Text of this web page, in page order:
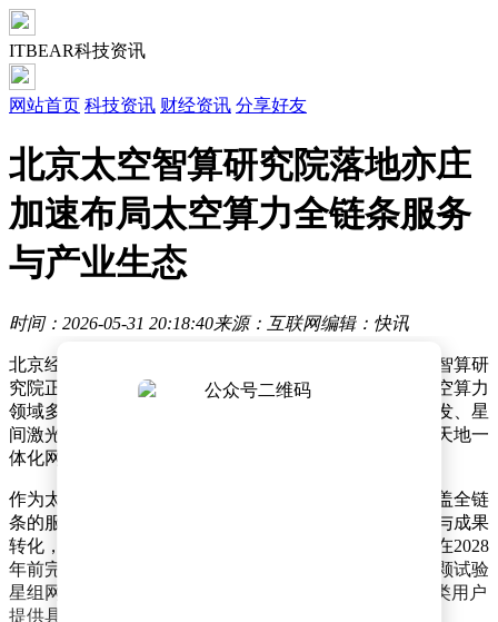
ITBEAR科技资讯
网站首页 科技资讯 财经资讯 分享好友
北京太空智算研究院落地亦庄
加速布局太空算力全链条服务
与产业生态
时间：2026-05-31 20:18:40来源：互联网编辑：快讯
北京经济技术开发区迎来重要科技新力量——北京太空智算研
究院正式注册成立。该研究院选址北京亦庄，将聚焦太空算力
领域多个关键方向展开科研攻关，包括星载算力芯片研发、星
间激光通信技术突破、太空能源与散热系统优化，以及天地一
体化网络构建和空间安全标准制定等。
作为太空算力创新体系的核心载体，研究院规划构建覆盖全链
条的服务体系，从技术研发到中试验证，再到在轨测试与成果
转化，形成闭环创新生态。根据发展目标，研究院计划在2028
年前完成首颗试验星的研制与发射任务，并逐步推进多颗试验
星组网，最终实现"天地一体化智算网"的试运营，为各类用户
提供具有高效性、稳定性和安全性的算力支持。